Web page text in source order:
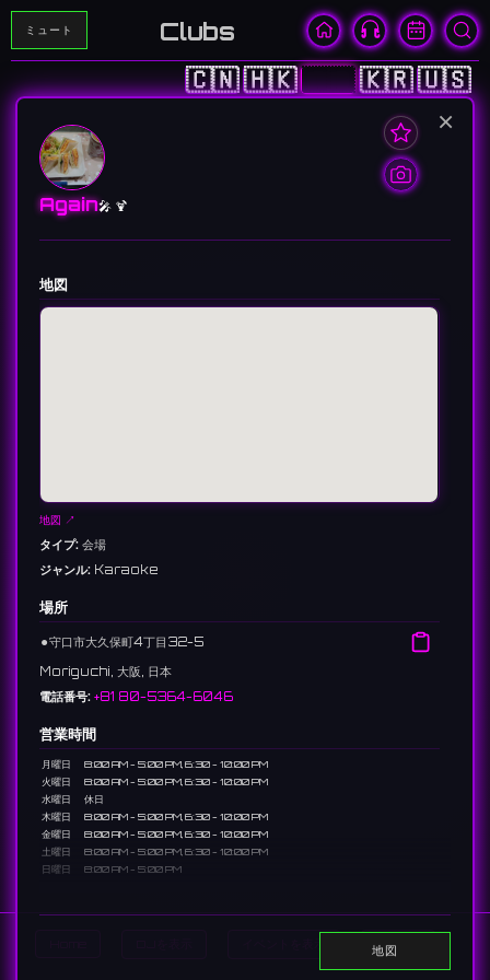
ミュート Clubs
🇨🇳🇭🇰🇯🇵🇰🇷🇺🇸
Search
×
Again🎤 🍹
地図
地図 ↗
タイプ: 会場
ジャンル: Karaoke
場所
⚫︎守口市大久保町4丁目32-5
Moriguchi, 大阪, 日本
電話番号: +81 80-5364-6046
営業時間
月曜日
8:00 AM - 5:00 PM, 6:30 - 10:00 PM
火曜日
8:00 AM - 5:00 PM, 6:30 - 10:00 PM
水曜日
休日
木曜日
8:00 AM - 5:00 PM, 6:30 - 10:00 PM
金曜日
8:00 AM - 5:00 PM, 6:30 - 10:00 PM
土曜日
8:00 AM - 5:00 PM, 6:30 - 10:00 PM
日曜日
8:00 AM - 5:00 PM
守口市にあるアットホームなカラオケスポット。地元の方々に親しまれて
地図